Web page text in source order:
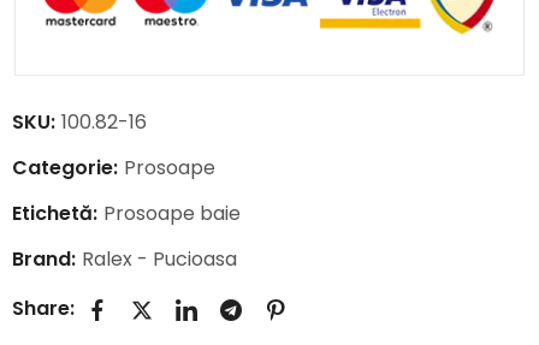
SKU: 100.82-16
Categorie: Prosoape
Etichetă: Prosoape baie
Brand: Ralex - Pucioasa
Share: